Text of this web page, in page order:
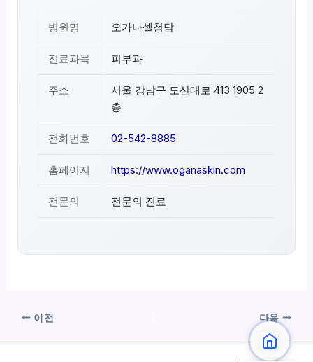
병원명 오가나셀청담
진료과목 피부과
주소
서울 강남구 도산대로 413 1905 2
층
전화번호 02-542-8885
홈페이지 https://www.oganaskin.com
전문의 전문의 진료
이전 다음